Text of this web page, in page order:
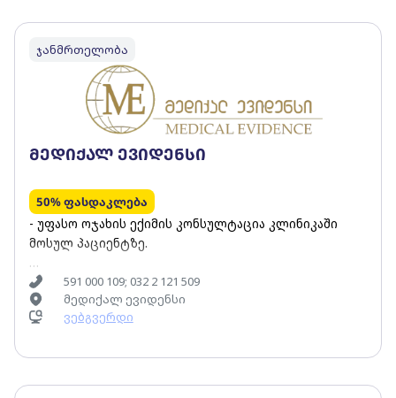
ჯანმრთელობა
მედიქალ ევიდენსი
50% ფასდაკლება
- უფასო ოჯახის ექიმის კონსულტაცია კლინიკაში
მოსულ პაციენტზე.
- უფასო პედიატრის კონსულტაცია კლინიკაში მოსულ
პაციენტზე. - უფასო ონლაინ კონსულტაციები. -
ლაბორატორიული კვლევები სტანდარტული
დაზღვევით გათვალისწინებულ გამონაკლის
591 000 109; 032 2 121 509
მედიქალ ევიდენსი
ვებგვერდი